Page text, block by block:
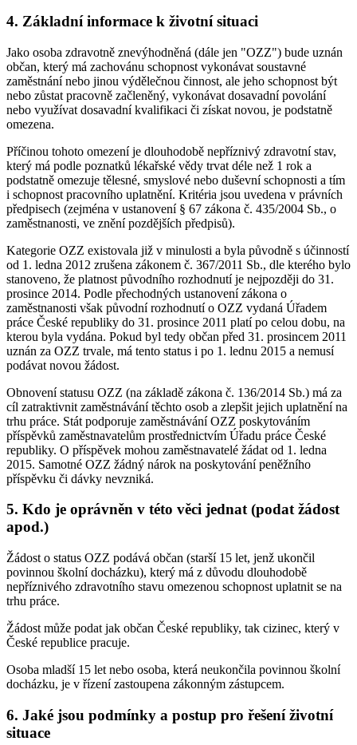
4. Základní informace k životní situaci
Jako osoba zdravotně znevýhodněná (dále jen "OZZ") bude uznán
občan, který má zachovánu schopnost vykonávat soustavné
zaměstnání nebo jinou výdělečnou činnost, ale jeho schopnost být
nebo zůstat pracovně začleněný, vykonávat dosavadní povolání
nebo využívat dosavadní kvalifikaci či získat novou, je podstatně
omezena.
Příčinou tohoto omezení je dlouhodobě nepříznivý zdravotní stav,
který má podle poznatků lékařské vědy trvat déle než 1 rok a
podstatně omezuje tělesné, smyslové nebo duševní schopnosti a tím
i schopnost pracovního uplatnění. Kritéria jsou uvedena v právních
předpisech (zejména v ustanovení § 67 zákona č. 435/2004 Sb., o
zaměstnanosti, ve znění pozdějších předpisů).
Kategorie OZZ existovala již v minulosti a byla původně s účinností
od 1. ledna 2012 zrušena zákonem č. 367/2011 Sb., dle kterého bylo
stanoveno, že platnost původního rozhodnutí je nejpozději do 31.
prosince 2014. Podle přechodných ustanovení zákona o
zaměstnanosti však původní rozhodnutí o OZZ vydaná Úřadem
práce České republiky do 31. prosince 2011 platí po celou dobu, na
kterou byla vydána. Pokud byl tedy občan před 31. prosincem 2011
uznán za OZZ trvale, má tento status i po 1. lednu 2015 a nemusí
podávat novou žádost.
Obnovení statusu OZZ (na základě zákona č. 136/2014 Sb.) má za
cíl zatraktivnit zaměstnávání těchto osob a zlepšit jejich uplatnění na
trhu práce. Stát podporuje zaměstnávání OZZ poskytováním
příspěvků zaměstnavatelům prostřednictvím Úřadu práce České
republiky. O příspěvek mohou zaměstnavatelé žádat od 1. ledna
2015. Samotné OZZ žádný nárok na poskytování peněžního
příspěvku či dávky nevzniká.
5. Kdo je oprávněn v této věci jednat (podat žádost
apod.)
Žádost o status OZZ podává občan (starší 15 let, jenž ukončil
povinnou školní docházku), který má z důvodu dlouhodobě
nepříznivého zdravotního stavu omezenou schopnost uplatnit se na
trhu práce.
Žádost může podat jak občan České republiky, tak cizinec, který v
České republice pracuje.
Osoba mladší 15 let nebo osoba, která neukončila povinnou školní
docházku, je v řízení zastoupena zákonným zástupcem.
6. Jaké jsou podmínky a postup pro řešení životní
situace